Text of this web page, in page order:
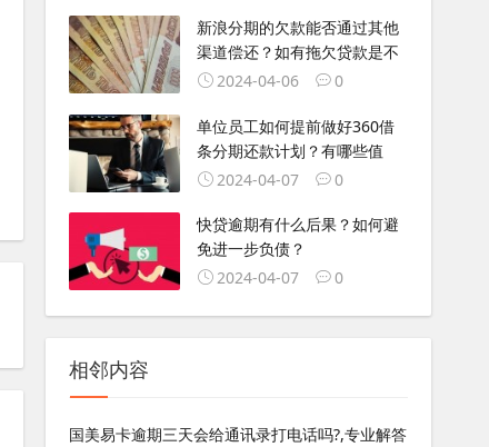
新浪分期的欠款能否通过其他
渠道偿还？如有拖欠贷款是不
2024-04-06
0
单位员工如何提前做好360借
条分期还款计划？有哪些值
2024-04-07
0
快贷逾期有什么后果？如何避
免进一步负债？
2024-04-07
0
相邻内容
国美易卡逾期三天会给通讯录打电话吗?,专业解答